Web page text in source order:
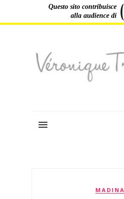
Questo sito contribuisce
alla audience di
MADINA